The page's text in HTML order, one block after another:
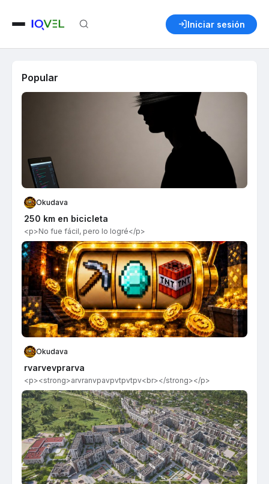
Iniciar sesión
Popular
Okudava
250 km en bicicleta
<p>No fue fácil, pero lo logré</p>
Okudava
rvarvevprarva
<p><strong>arvranvpavpvtpvtpv​<br></strong></p>